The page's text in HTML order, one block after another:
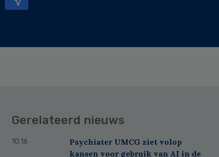
Gerelateerd nieuws
10:16
Psychiater UMCG ziet volop
kansen voor gebruik van AI in de